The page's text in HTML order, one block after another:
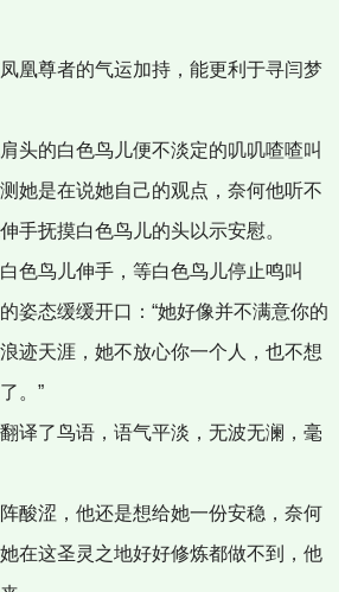
凰尊者的气运加持，能更利于寻闫梦
头的白色鸟儿便不淡定的叽叽喳喳叫
她是在说她自己的观点，奈何他听不
手抚摸白色鸟儿的头以示安慰。
色鸟儿伸手，等白色鸟儿停止鸣叫
姿态缓缓开口：“她好像并不满意你的
迹天涯，她不放心你一个人，也不想
。”
译了鸟语，语气平淡，无波无澜，毫
酸涩，他还是想给她一份安稳，奈何
在这圣灵之地好好修炼都做不到，他